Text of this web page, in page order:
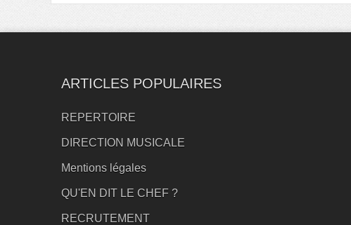
ARTICLES POPULAIRES
REPERTOIRE
DIRECTION MUSICALE
Mentions légales
QU'EN DIT LE CHEF ?
RECRUTEMENT